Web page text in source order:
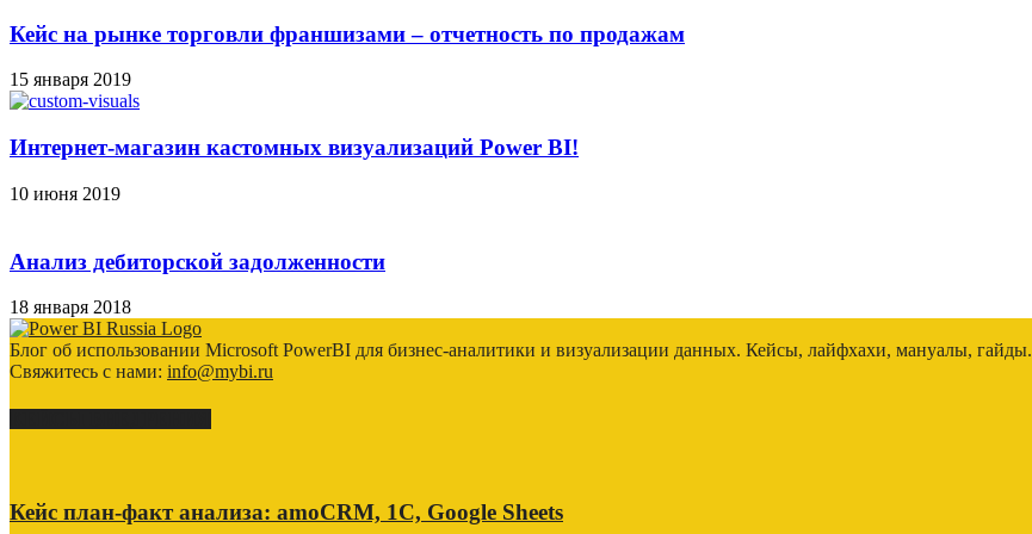
Кейс на рынке торговли франшизами – отчетность по продажам
15 января 2019
Интернет-магазин кастомных визуализаций Power BI!
10 июня 2019
Анализ дебиторской задолженности
18 января 2018
Блог об использовании Microsoft PowerBI для бизнес-аналитики и визуализации данных. Кейсы, лайфхахи, мануалы, гайды.
Свяжитесь с нами: info@mybi.ru
Кейс план-факт анализа: amoCRM, 1C, Google Sheets